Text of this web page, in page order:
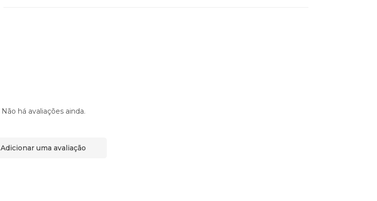
Não há avaliações ainda.
Adicionar uma avaliação